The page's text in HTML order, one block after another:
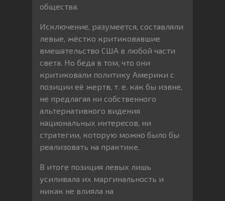
общества.
Исключение, разумеется, составляли
левые, жёстко критиковавшие
вмешательство США в любой части
света. Но беда в том, что они
критиковали политику Америки с
позиции её жертв, т. е. как бы извне,
не предлагая ни собственного
альтернативного видения
национальных интересов, ни
стратегии, которую можно было бы
реализовать на практике.
В итоге позиция левых лишь
усиливала их маргинальность и
никак не влияла на